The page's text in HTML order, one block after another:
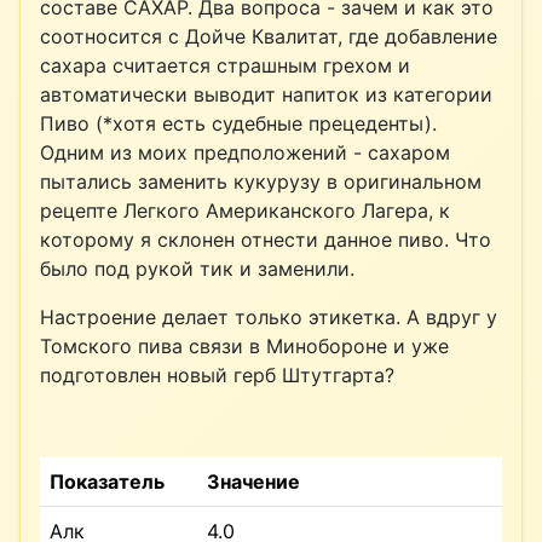
составе САХАР. Два вопроса - зачем и как это
соотносится с Дойче Квалитат, где добавление
сахара считается страшным грехом и
автоматически выводит напиток из категории
Пиво (*хотя есть судебные прецеденты).
Одним из моих предположений - сахаром
пытались заменить кукурузу в оригинальном
рецепте Легкого Американского Лагера, к
которому я склонен отнести данное пиво. Что
было под рукой тик и заменили.
Настроение делает только этикетка. А вдруг у
Томского пива связи в Минобороне и уже
подготовлен новый герб Штутгарта?
Показатель Значение
Алк 4.0